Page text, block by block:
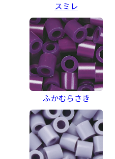
スミレ
ふかむらさき